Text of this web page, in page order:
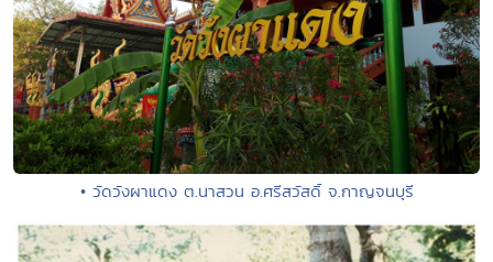
• วัดวังผาแดง ต.นาสวน อ.ศรีสวัสดิ์ จ.กาญจนบุรี